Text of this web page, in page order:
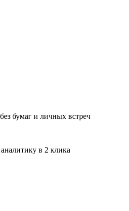
бумаг и личных встреч
в 2 клика